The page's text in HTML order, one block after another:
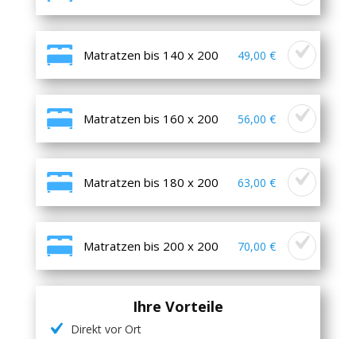
Matratzen bis 140 x 200 49,00 €
Matratzen bis 160 x 200 56,00 €
Matratzen bis 180 x 200 63,00 €
Matratzen bis 200 x 200 70,00 €
Ihre Vorteile
Direkt vor Ort